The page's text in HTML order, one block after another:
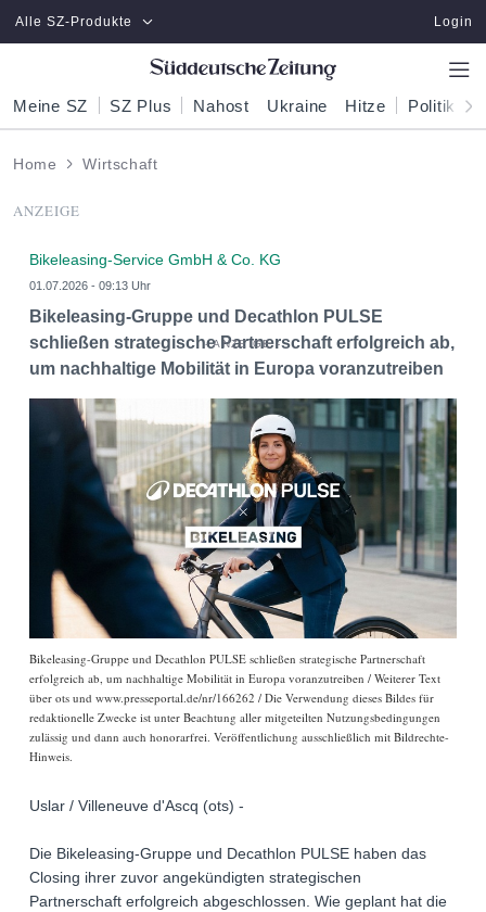
Zum Hauptinhalt springen
Alle SZ-Produkte Login
Meine SZ SZ Plus Nahost Ukraine Hitze Politik
Home Wirtschaft
ANZEIGE
Bikeleasing-Service GmbH & Co. KG
01.07.2026 - 09:13 Uhr
Bikeleasing-Gruppe und Decathlon PULSE
schließen strategische Partnerschaft erfolgreich ab,
um nachhaltige Mobilität in Europa voranzutreiben
Bikeleasing-Gruppe und Decathlon PULSE schließen strategische Partnerschaft
erfolgreich ab, um nachhaltige Mobilität in Europa voranzutreiben / Weiterer Text
über ots und www.presseportal.de/nr/166262 / Die Verwendung dieses Bildes für
redaktionelle Zwecke ist unter Beachtung aller mitgeteilten Nutzungsbedingungen
zulässig und dann auch honorarfrei. Veröffentlichung ausschließlich mit Bildrechte-
Hinweis.
Uslar / Villeneuve d'Ascq (ots) -
Die Bikeleasing-Gruppe und Decathlon PULSE haben das
Closing ihrer zuvor angekündigten strategischen
Partnerschaft erfolgreich abgeschlossen. Wie geplant hat die